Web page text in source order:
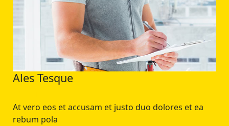
Ales Tesque
At vero eos et accusam et justo duo dolores et ea
rebum pola